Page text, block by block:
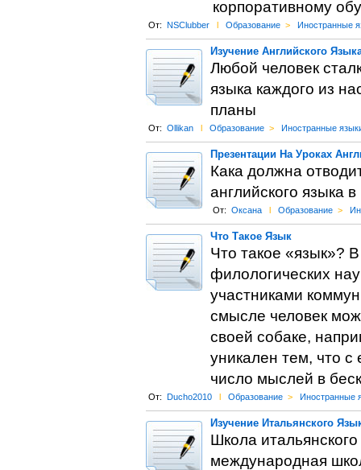
корпоративному
От: NSClubber l Образование > Иностранные
Изучение Английского
Любой человек
языка каждого из
планы
От: Ollikan l Образование > Иностранные
Презентации На Уроках
Кака должна
английского языка
От: Оксана l Образование >
Что Такое Язык
Что такое «язык»?
филологических
участниками
смысле человек
своей собаке,
уникален тем, что
число мыслей в
От: Ducho2010 l Образование > Иностранные
Изучение Итальянского
Школа
международная